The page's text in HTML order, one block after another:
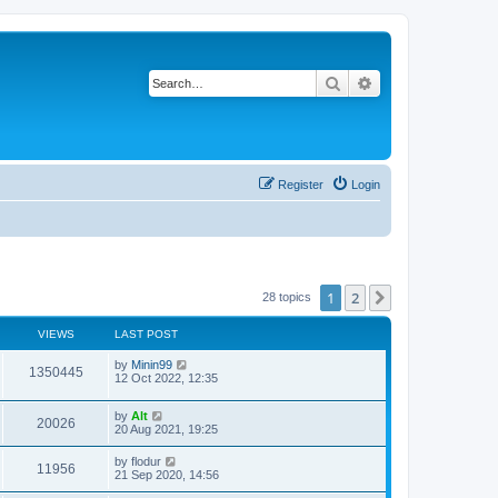
Search
Login
Register
28 topics 1 2
VIEWS LAST POST
1350445V
i
L
a
t
p
o
s
t
by Minin99
12 Oct 2022, 12:35
20026V
i
L
a
t
p
o
s
by Alt
20 Aug 2021, 19:25
11956V
L
a
by flodur
21 Sep 2020, 14:56